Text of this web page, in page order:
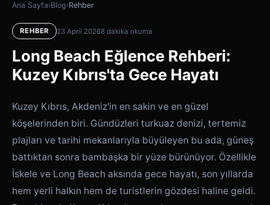
Ana Sayfa›Blog›Rehber
REHBER 23 April 20268 dakika okuma
Long Beach Eğlence Rehberi:
Kuzey Kıbrıs'ta Gece Hayatı
Kuzey Kıbrıs, Akdeniz'in en sakin ve en güzel
köşelerinden biri. Gündüzleri turkuaz denizi, tertemiz
plajları ve tarihi mekanlarıyla büyüleyen bu ada, güneş
battıktan sonra bambaşka bir yüze bürünüyor. Özellikle
İskele ve Long Beach aksında gece hayatı, son yıllarda
hem yerli halkın hem de turistlerin gözdesi haline geldi.